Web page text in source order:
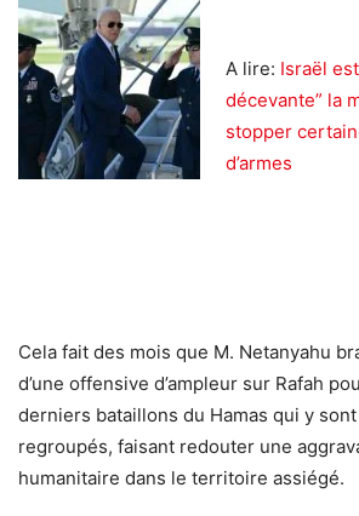
A lire: Israël
décevante” la
stopper
d’armes
Cela fait des mois que M. Netanyahu
d’une offensive d’ampleur sur Rafah
derniers bataillons du Hamas qui y
regroupés, faisant redouter une
humanitaire dans le territoire assiégé.